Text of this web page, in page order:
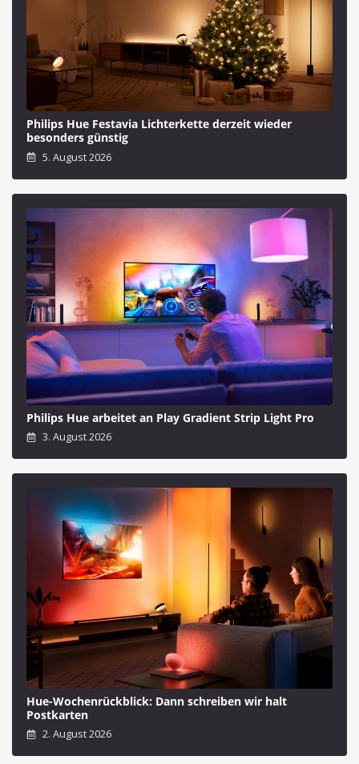
Philips Hue Festavia Lichterkette derzeit wieder
besonders günstig
5. August 2026
Philips Hue arbeitet an Play Gradient Strip Light Pro
3. August 2026
Hue-Wochenrückblick: Dann schreiben wir halt
Postkarten
2. August 2026